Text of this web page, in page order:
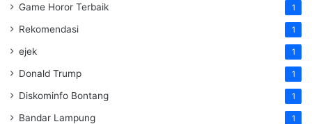
Game Horor Terbaik 1
Rekomendasi 1
ejek 1
Donald Trump 1
Diskominfo Bontang 1
Bandar Lampung 1